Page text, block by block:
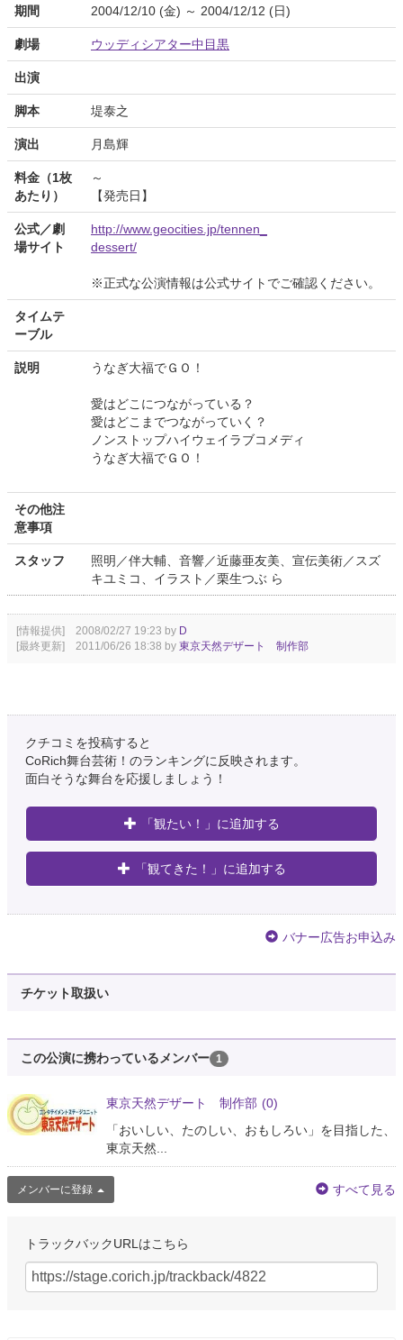
期間 2004/12/10 (金) ～ 2004/12/12 (日)
劇場 ウッディシアター中目黒
出演
脚本 堤泰之
演出 月島輝
料金（1枚
あたり）
～
【発売日】
公式／劇
場サイト
http://www.geocities.jp/tennen_
dessert/
※正式な公演情報は公式サイトでご確認ください。
タイムテ
ーブル
説明 うなぎ大福でＧＯ！
愛はどこにつながっている？
愛はどこまでつながっていく？
ノンストップハイウェイラブコメディ
うなぎ大福でＧＯ！
その他注
意事項
スタッフ
照明／伴大輔、音響／近藤亜友美、宣伝美術／スズ
キユミコ、イラスト／栗生つぶ ら
[情報提供] 2008/02/27 19:23 by D
[最終更新] 2011/06/26 18:38 by 東京天然デザート 制作部
クチコミを投稿すると
CoRich舞台芸術！のランキングに反映されます。
面白そうな舞台を応援しましょう！
「観たい！」に追加する
「観てきた！」に追加する
バナー広告お申込み
チケット取扱い
この公演に携わっているメンバー 1
東京天然デザート 制作部 (0)
「おいしい、たのしい、おもしろい」を目指した、
東京天然...
メンバーに登録 すべて見る
トラックバックURLはこちら